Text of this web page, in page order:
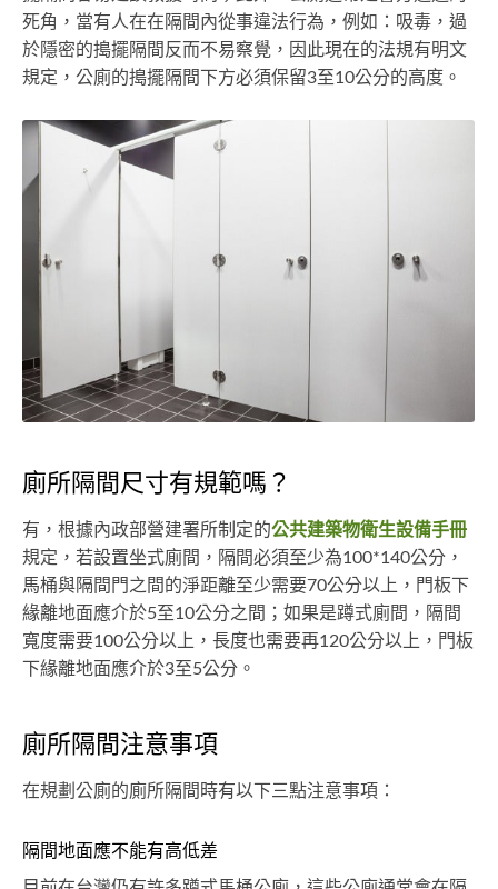
死角，當有人在在隔間內從事違法行為，例如：吸毒，過
於隱密的搗擺隔間反而不易察覺，因此現在的法規有明文
規定，公廁的搗擺隔間下方必須保留3至10公分的高度。
廁所隔間尺寸有規範嗎？
有，根據內政部營建署所制定的公共建築物衛生設備手冊
規定，若設置坐式廁間，隔間必須至少為100*140公分，
馬桶與隔間門之間的淨距離至少需要70公分以上，門板下
緣離地面應介於5至10公分之間；如果是蹲式廁間，隔間
寬度需要100公分以上，長度也需要再120公分以上，門板
下緣離地面應介於3至5公分。
廁所隔間注意事項
在規劃公廁的廁所隔間時有以下三點注意事項：
隔間地面應不能有高低差